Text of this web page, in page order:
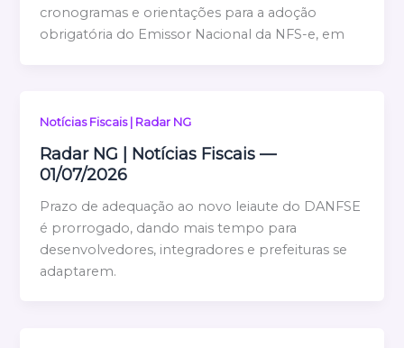
cronogramas e orientações para a adoção
obrigatória do Emissor Nacional da NFS-e, em
Notícias Fiscais | Radar NG
Radar NG | Notícias Fiscais —
01/07/2026
Prazo de adequação ao novo leiaute do DANFSE
é prorrogado, dando mais tempo para
desenvolvedores, integradores e prefeituras se
adaptarem.